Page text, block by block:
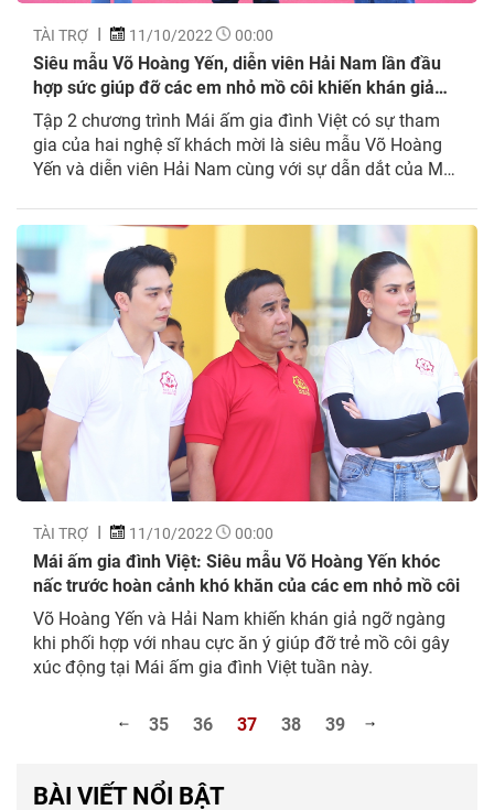
TÀI TRỢ 11/10/2022 00:00
Siêu mẫu Võ Hoàng Yến, diễn viên Hải Nam lần đầu
hợp sức giúp đỡ các em nhỏ mồ côi khiến khán giả
xúc động
Tập 2 chương trình Mái ấm gia đình Việt có sự tham
gia của hai nghệ sĩ khách mời là siêu mẫu Võ Hoàng
Yến và diễn viên Hải Nam cùng với sự dẫn dắt của MC
của 3 gia đình: bé Tào Quảng...
TÀI TRỢ 11/10/2022 00:00
Mái ấm gia đình Việt: Siêu mẫu Võ Hoàng Yến khóc
nấc trước hoàn cảnh khó khăn của các em nhỏ mồ côi
Võ Hoàng Yến và Hải Nam khiến khán giả ngỡ ngàng
khi phối hợp với nhau cực ăn ý giúp đỡ trẻ mồ côi gây
xúc động tại Mái ấm gia đình Việt tuần này.
35 36 37 38 39
BÀI VIẾT NỔI BẬT